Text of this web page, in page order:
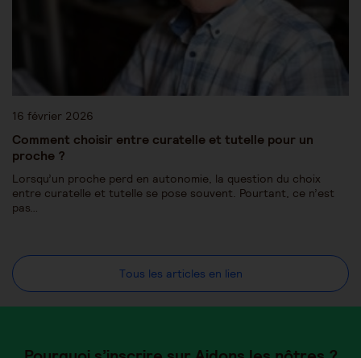
16 février 2026
Comment choisir entre curatelle et tutelle pour un
proche ?
Lorsqu’un proche perd en autonomie, la question du choix
entre curatelle et tutelle se pose souvent. Pourtant, ce n’est
pas…
Tous les articles en lien